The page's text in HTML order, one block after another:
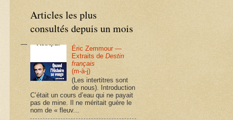
Articles les plus
consultés depuis un mois
Éric Zemmour —
Extraits deDestin
français
(m-à-j)
(Les intertitres sont
de nous). Introduction
C’était un cours d’eau qui ne payait
pas de mine. Il ne méritait guère le
nom de « fleuv...